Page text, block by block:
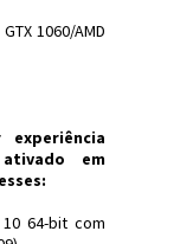
1060/AMD
em
64-bit com